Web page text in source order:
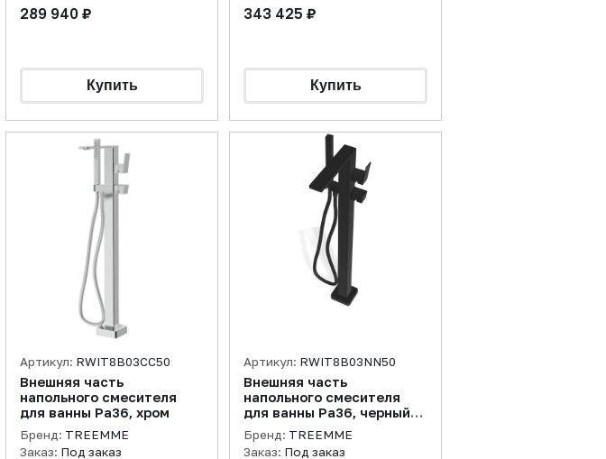
289 940 ₽ 343 425 ₽
Артикул: RWIT8B03CC50
Внешняя часть
напольного смесителя
для ванны Pa36, хром
Бренд: TREEMME
Заказ: Под заказ
Артикул: RWIT8B03NN50
Внешняя часть
напольного смесителя
для ванны Pa36, черный
матовый
Бренд: TREEMME
Заказ: Под заказ